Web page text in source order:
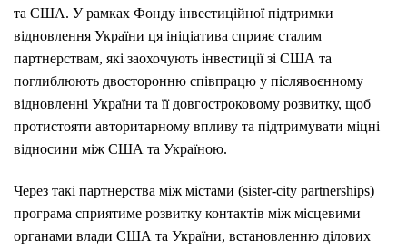
та США. У рамках Фонду інвестиційної підтримки
відновлення України ця ініціатива сприяє сталим
партнерствам, які заохочують інвестиції зі США та
поглиблюють двосторонню співпрацю у післявоєнному
відновленні України та її довгостроковому розвитку, щоб
протистояти авторитарному впливу та підтримувати міцні
відносини між США та Україною.
Через такі партнерства між містами (sister-city partnerships)
програма сприятиме розвитку контактів між місцевими
органами влади США та України, встановленню ділових